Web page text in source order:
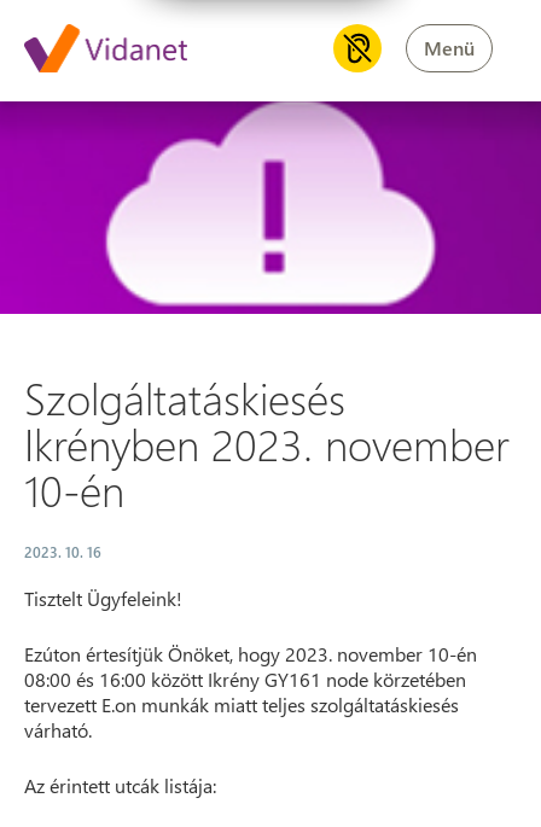
Menü
Szolgáltatáskiesés Ikrényben
Szolgáltatáskiesés
Ikrényben 2023. november
10-én
2023. 10. 16
Tisztelt Ügyfeleink!
Ezúton értesítjük Önöket, hogy 2023. november 10-én
08:00 és 16:00 között Ikrény GY161 node körzetében
tervezett E.on munkák miatt teljes szolgáltatáskiesés
várható.
Az érintett utcák listája: